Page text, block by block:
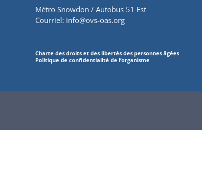
Métro Snowdon / Autobus 51 Est
Courriel: info@ovs-oas.org
Charte des droits et des libertés des personnes âgées
Politique de confidentialité de l’organisme